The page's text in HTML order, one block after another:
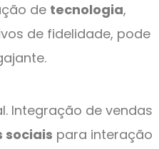
de tecnologia,
de fidelidade, pode
Integração de vendas
sociais para interação